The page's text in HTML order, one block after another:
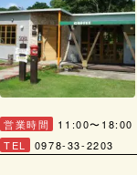
営業時間
11:00〜18:00
TEL
0978-33-2203